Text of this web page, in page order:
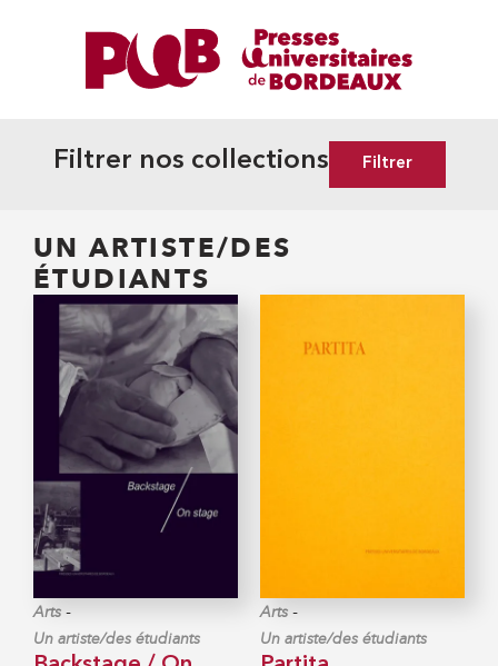
Filtrer nos collections Filtrer
UN ARTISTE/DES
ÉTUDIANTS
Arts -
Un artiste/des étudiants
Arts -
Un artiste/des étudiants